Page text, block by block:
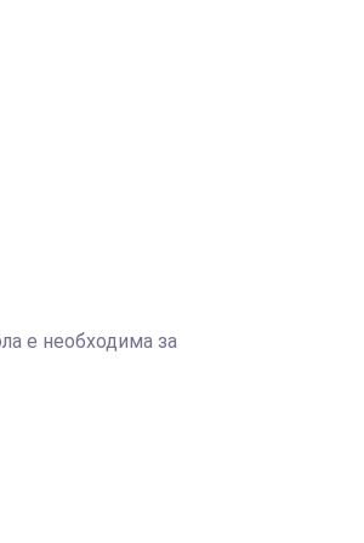
е необходима за